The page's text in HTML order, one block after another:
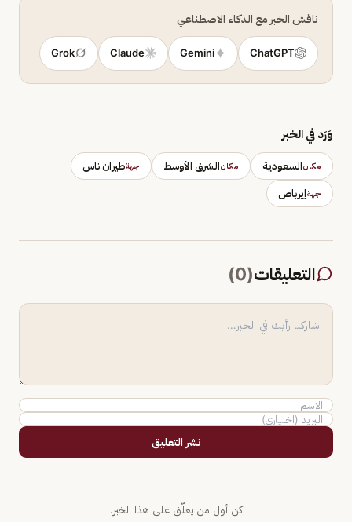
ناقش الخبر مع الذكاء الاصطناعي
ChatGPT
Gemini
Claude
Grok
وَرَد في الخبر
مكانالسعودية مكانالشرق الأوسط جهةطيران ناس
جهةإيرباص
التعليقات(
0
)
نشر التعليق
كن أول من يعلّق على هذا الخبر.